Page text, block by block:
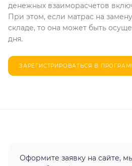
денежных взаиморасчетов
При этом, если матрас на замену
складе, то она может быть
дня.
ЗАРЕГИСТРИРОВАТЬСЯ В
Оформите заявку на сайте,